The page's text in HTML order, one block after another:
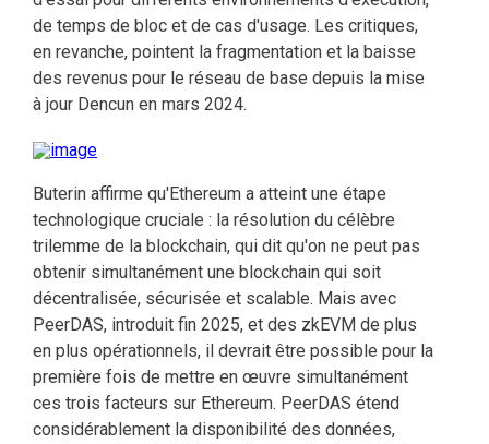
de temps de bloc et de cas d'usage. Les critiques,
en revanche, pointent la fragmentation et la baisse
des revenus pour le réseau de base depuis la mise
à jour Dencun en mars 2024.
Buterin affirme qu'Ethereum a atteint une étape
technologique cruciale : la résolution du célèbre
trilemme de la blockchain, qui dit qu'on ne peut pas
obtenir simultanément une blockchain qui soit
décentralisée, sécurisée et scalable. Mais avec
PeerDAS, introduit fin 2025, et des zkEVM de plus
en plus opérationnels, il devrait être possible pour la
première fois de mettre en œuvre simultanément
ces trois facteurs sur Ethereum. PeerDAS étend
considérablement la disponibilité des données,